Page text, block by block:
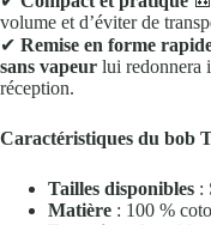
volume et d’éviter de
✔ Remise en forme
sans vapeur lui redonnera
réception.
Caractéristiques du bob
Tailles disponibles :
Matière : 100 %